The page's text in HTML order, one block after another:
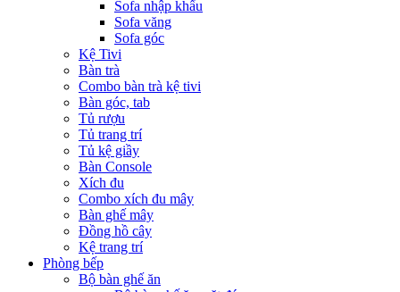
Sofa nhập khẩu
Sofa văng
Sofa góc
Kệ Tivi
Bàn trà
Combo bàn trà kệ tivi
Bàn góc, tab
Tủ rượu
Tủ trang trí
Tủ kệ giầy
Bàn Console
Xích đu
Combo xích đu mây
Bàn ghế mây
Đồng hồ cây
Kệ trang trí
Phòng bếp
Bộ bàn ghế ăn